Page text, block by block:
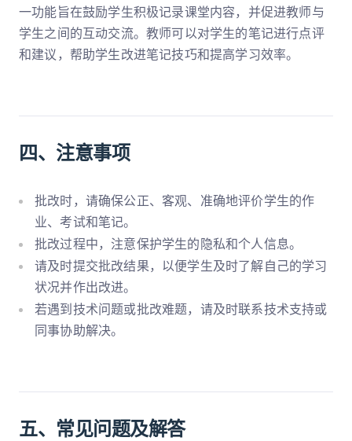
一功能旨在鼓励学生积极记录课堂内容，并促进教师与
学生之间的互动交流。教师可以对学生的笔记进行点评
和建议，帮助学生改进笔记技巧和提高学习效率。
四、注意事项
批改时，请确保公正、客观、准确地评价学生的作
业、考试和笔记。
批改过程中，注意保护学生的隐私和个人信息。
请及时提交批改结果，以便学生及时了解自己的学习
状况并作出改进。
若遇到技术问题或批改难题，请及时联系技术支持或
同事协助解决。
五、常见问题及解答